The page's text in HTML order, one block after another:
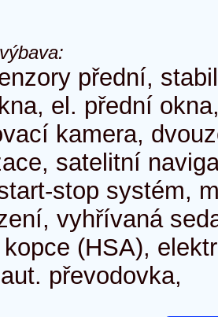
přední,
el. přední
kamera,
satelitní
stop systém,
vyhřívaná
(HSA),
převodovka,